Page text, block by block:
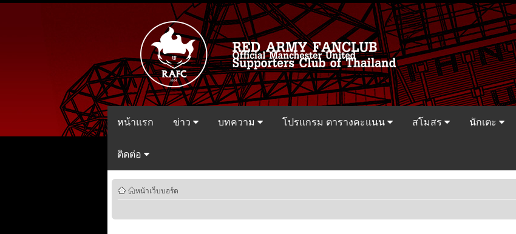
หน้าแรก ข่าว บทความ โปรแกรม ตารางคะแนน สโมสร นักเตะ
ติดต่อ
หน้าเว็บบอร์ด